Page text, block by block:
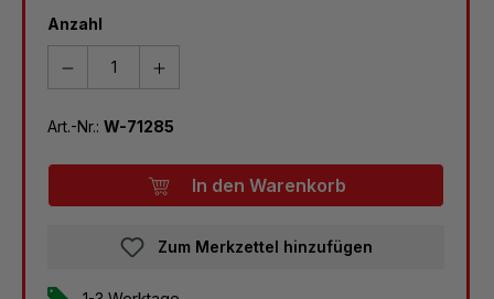
Anzahl
Art.-Nr.: W-71285
In den Warenkorb
Zum Merkzettel hinzufügen